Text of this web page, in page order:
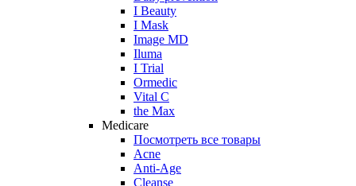
I Beauty
I Mask
Image MD
Iluma
I Trial
Ormedic
Vital C
the Max
Medicare
Посмотреть все товары
Acne
Anti‑Age
Cleanse